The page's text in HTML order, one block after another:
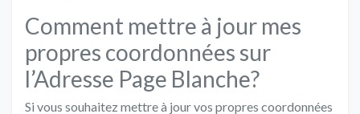
Comment mettre à jour mes
propres coordonnées sur
l’Adresse Page Blanche?
Si vous souhaitez mettre à jour vos propres coordonnées